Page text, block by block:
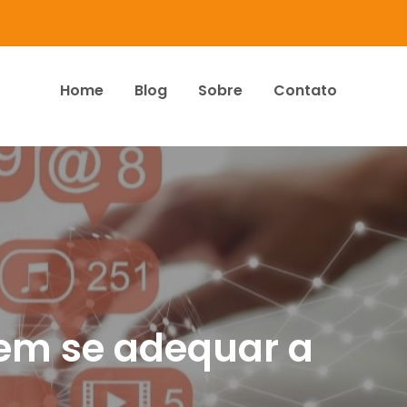
Home Blog Sobre Contato
se adequar a